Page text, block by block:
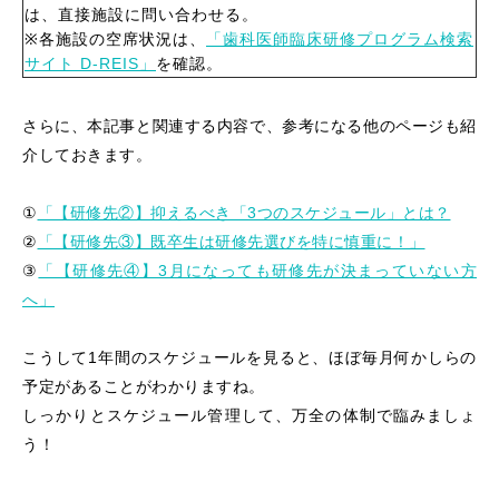
は、直接施設に問い合わせる。
※各施設の空席状況は、
「歯科医師臨床研修プログラム検索
サイト D-REIS」 を確認。
さらに、本記事と関連する内容で、参考になる他のページも紹
介しておきます。
① 「【研修先②】抑えるべき「3つのスケジュール」とは？
② 「【研修先③】既卒生は研修先選びを特に慎重に！」
③
「【研修先④】3月になっても研修先が決まっていない方
へ」
こうして1年間のスケジュールを見ると、ほぼ毎月何かしらの
予定があることがわかりますね。
しっかりとスケジュール管理して、万全の体制で臨みましょ
う！